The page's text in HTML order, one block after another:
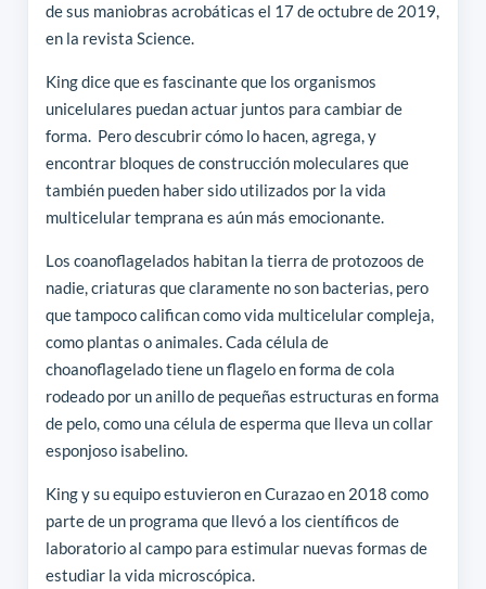
de sus maniobras acrobáticas el 17 de octubre de 2019,
en la revista Science.
King dice que es fascinante que los organismos
unicelulares puedan actuar juntos para cambiar de
forma. Pero descubrir cómo lo hacen, agrega, y
encontrar bloques de construcción moleculares que
también pueden haber sido utilizados por la vida
multicelular temprana es aún más emocionante.
Los coanoflagelados habitan la tierra de protozoos de
nadie, criaturas que claramente no son bacterias, pero
que tampoco califican como vida multicelular compleja,
como plantas o animales. Cada célula de
choanoflagelado tiene un flagelo en forma de cola
rodeado por un anillo de pequeñas estructuras en forma
de pelo, como una célula de esperma que lleva un collar
esponjoso isabelino.
King y su equipo estuvieron en Curazao en 2018 como
parte de un programa que llevó a los científicos de
laboratorio al campo para estimular nuevas formas de
estudiar la vida microscópica.